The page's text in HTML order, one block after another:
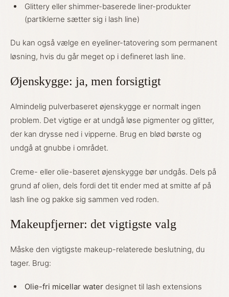
Glittery eller shimmer-baserede liner-produkter
(partiklerne sætter sig i lash line)
Du kan også vælge en eyeliner-tatovering som permanent
løsning, hvis du går meget op i defineret lash line.
Øjenskygge: ja, men forsigtigt
Almindelig pulverbaseret øjenskygge er normalt ingen
problem. Det vigtige er at undgå løse pigmenter og glitter,
der kan drysse ned i vipperne. Brug en blød børste og
undgå at gnubbe i området.
Creme- eller olie-baseret øjenskygge bør undgås. Dels på
grund af olien, dels fordi det tit ender med at smitte af på
lash line og pakke sig sammen ved roden.
Makeupfjerner: det vigtigste valg
Måske den vigtigste makeup-relaterede beslutning, du
tager. Brug:
Olie-fri micellar water designet til lash extensions